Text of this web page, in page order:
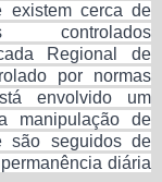
existem cerca de
controlados
Regional de
por normas
envolvido um
manipulação de
são seguidos de
diária